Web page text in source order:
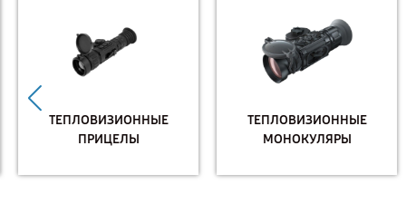
ТЕПЛОВИЗИОННЫЕ
ПРИЦЕЛЫ
ТЕПЛОВИЗИОННЫЕ
МОНОКУЛЯРЫ